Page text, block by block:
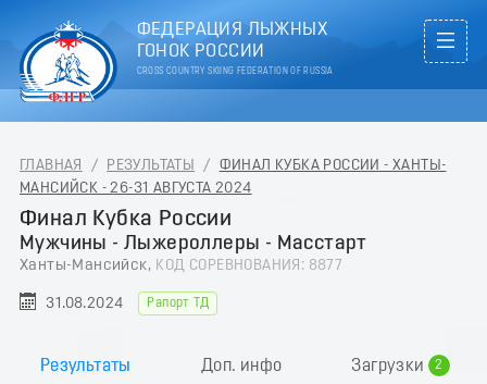
ФЕДЕРАЦИЯ ЛЫЖНЫХ
ГОНОК РОССИИ
CROSS COUNTRY SKIING FEDERATION OF RUSSIA
ГЛАВНАЯ / РЕЗУЛЬТАТЫ / ФИНАЛ КУБКА РОССИИ - ХАНТЫ-
МАНСИЙСК - 26-31 АВГУСТА 2024
Финал Кубка России
Мужчины - Лыжероллеры - Масстарт
Ханты-Мансийск, КОД СОРЕВНОВАНИЯ: 8877
31.08.2024 Рапорт ТД
Результаты Доп. инфо Загрузки
2